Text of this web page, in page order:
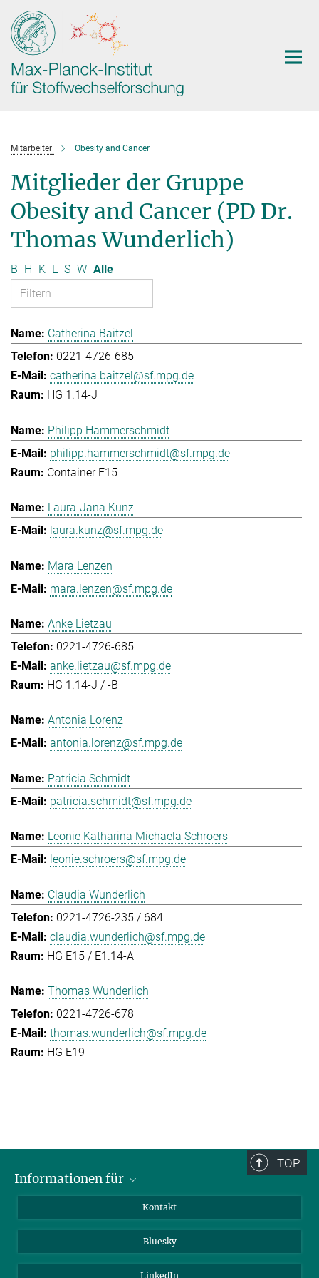
Hauptinhalt
Mitarbeiter Obesity and Cancer
Mitglieder der Gruppe
Obesity and Cancer (PD Dr.
Thomas Wunderlich)
B H K L S W Alle
Catherina Baitzel
0221-4726-685
catherina.baitzel@sf.mpg.de
HG 1.14-J
Philipp Hammerschmidt
philipp.hammerschmidt@sf.mpg.de
Container E15
Laura-Jana Kunz
laura.kunz@sf.mpg.de
Mara Lenzen
mara.lenzen@sf.mpg.de
Anke Lietzau
0221-4726-685
anke.lietzau@sf.mpg.de
HG 1.14-J / -B
Antonia Lorenz
antonia.lorenz@sf.mpg.de
Patricia Schmidt
patricia.schmidt@sf.mpg.de
Leonie Katharina Michaela Schroers
leonie.schroers@sf.mpg.de
Claudia Wunderlich
0221-4726-235 / 684
claudia.wunderlich@sf.mpg.de
HG E15 / E1.14-A
Thomas Wunderlich
0221-4726-678
thomas.wunderlich@sf.mpg.de
HG E19
TOP
Informationen für
Bewerbende
Forschende
Kontakt
Bluesky
LinkedIn